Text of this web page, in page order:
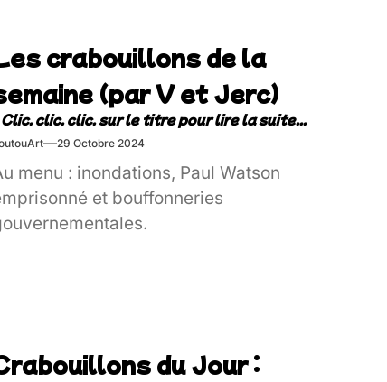
crabouillons de la
(par V et Jerc)
29 Octobre 2024
menu : inondations, Paul Watson
et bouffonneries
du Jour :